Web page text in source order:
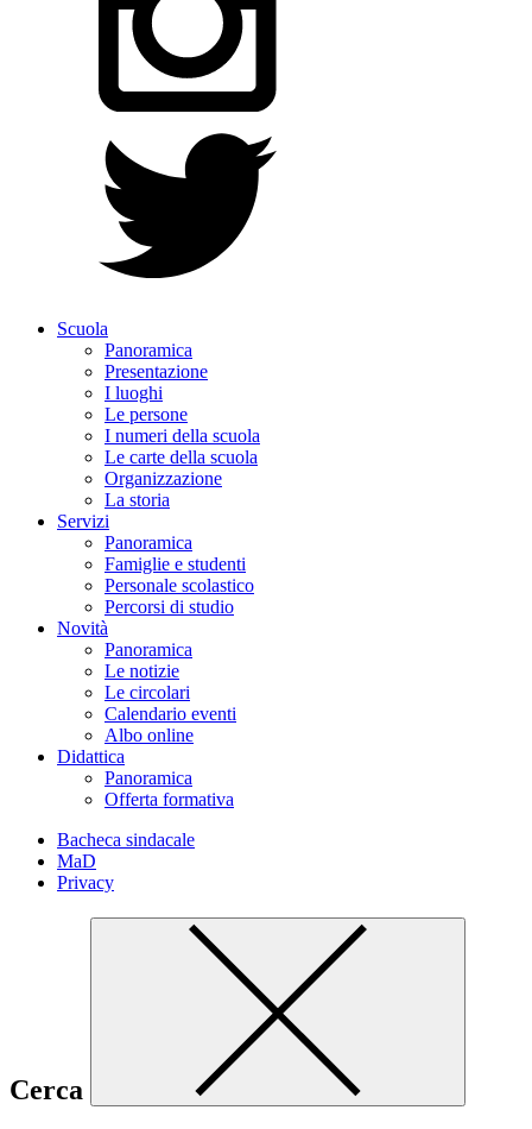
Scuola
Panoramica
Presentazione
I luoghi
Le persone
I numeri della scuola
Le carte della scuola
Organizzazione
La storia
Servizi
Panoramica
Famiglie e studenti
Personale scolastico
Percorsi di studio
Novità
Panoramica
Le notizie
Le circolari
Calendario eventi
Albo online
Didattica
Panoramica
Offerta formativa
Bacheca sindacale
MaD
Privacy
Cerca